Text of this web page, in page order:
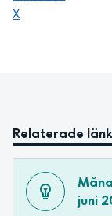
Dela sidan på
X
Relaterade
juni